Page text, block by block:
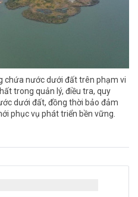
chứa nước dưới đất trên phạm vi
trong quản lý, điều tra, quy
dưới đất, đồng thời bảo đảm
phục vụ phát triển bền vững.
Diều hoa Miến Điện